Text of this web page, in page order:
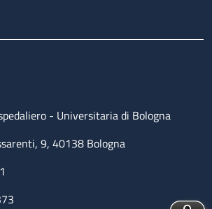
- Universitaria di Bologna
9, 40138 Bologna